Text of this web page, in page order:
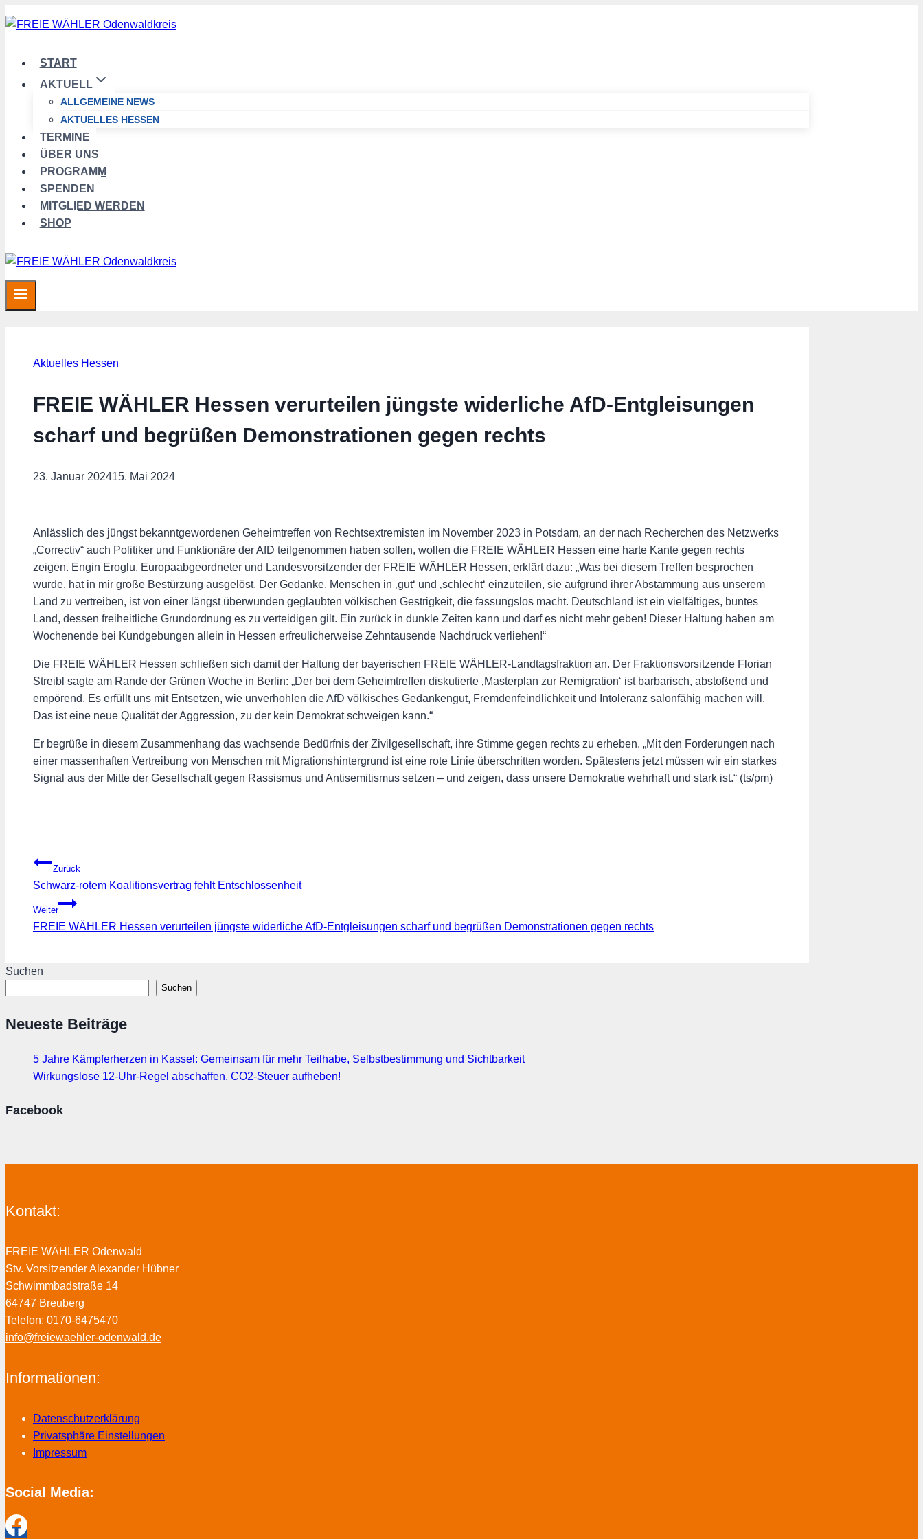
Zum
Inhalt
START
AKTUELL
ALLGEMEINE NEWS
AKTUELLES HESSEN
TERMINE
ÜBER UNS
PROGRAMM
SPENDEN
MITGLIED WERDEN
SHOP
Aktuelles Hessen
FREIE WÄHLER Hessen verurteilen jüngste widerliche AfD-Entgleisungen
scharf und begrüßen Demonstrationen gegen rechts
23. Januar 202415. Mai 2024
Anlässlich des jüngst bekanntgewordenen Geheimtreffen von Rechtsextremisten im November 2023 in Potsdam, an der nach Recherchen des Netzwerks
„Correctiv“ auch Politiker und Funktionäre der AfD teilgenommen haben sollen, wollen die FREIE WÄHLER Hessen eine harte Kante gegen rechts
zeigen. Engin Eroglu, Europaabgeordneter und Landesvorsitzender der FREIE WÄHLER Hessen, erklärt dazu: „Was bei diesem Treffen besprochen
wurde, hat in mir große Bestürzung ausgelöst. Der Gedanke, Menschen in ‚gut‘ und ‚schlecht‘ einzuteilen, sie aufgrund ihrer Abstammung aus unserem
Land zu vertreiben, ist von einer längst überwunden geglaubten völkischen Gestrigkeit, die fassungslos macht. Deutschland ist ein vielfältiges, buntes
Land, dessen freiheitliche Grundordnung es zu verteidigen gilt. Ein zurück in dunkle Zeiten kann und darf es nicht mehr geben! Dieser Haltung haben am
Wochenende bei Kundgebungen allein in Hessen erfreulicherweise Zehntausende Nachdruck verliehen!“
Die FREIE WÄHLER Hessen schließen sich damit der Haltung der bayerischen FREIE WÄHLER-Landtagsfraktion an. Der Fraktionsvorsitzende Florian
Streibl sagte am Rande der Grünen Woche in Berlin: „Der bei dem Geheimtreffen diskutierte ‚Masterplan zur Remigration‘ ist barbarisch, abstoßend und
empörend. Es erfüllt uns mit Entsetzen, wie unverhohlen die AfD völkisches Gedankengut, Fremdenfeindlichkeit und Intoleranz salonfähig machen will.
Das ist eine neue Qualität der Aggression, zu der kein Demokrat schweigen kann.“
Er begrüße in diesem Zusammenhang das wachsende Bedürfnis der Zivilgesellschaft, ihre Stimme gegen rechts zu erheben. „Mit den Forderungen nach
einer massenhaften Vertreibung von Menschen mit Migrationshintergrund ist eine rote Linie überschritten worden. Spätestens jetzt müssen wir ein starkes
Signal aus der Mitte der Gesellschaft gegen Rassismus und Antisemitismus setzen – und zeigen, dass unsere Demokratie wehrhaft und stark ist.“ (ts/pm)
Beitragsnavigation
Zurück
Schwarz-rotem Koalitionsvertrag fehlt Entschlossenheit
Weiter
FREIE WÄHLER Hessen verurteilen jüngste widerliche AfD-Entgleisungen scharf und begrüßen Demonstrationen gegen rechts
Suchen
Suchen
Neueste Beiträge
5 Jahre Kämpferherzen in Kassel: Gemeinsam für mehr Teilhabe, Selbstbestimmung und Sichtbarkeit
Wirkungslose 12-Uhr-Regel abschaffen, CO2-Steuer aufheben!
Facebook
Kontakt:
FREIE WÄHLER Odenwald
Stv. Vorsitzender Alexander Hübner
Schwimmbadstraße 14
64747 Breuberg
Telefon: 0170-6475470
info@freiewaehler-odenwald.de
Informationen:
Datenschutzerklärung
Privatsphäre Einstellungen
Impressum
Social Media: